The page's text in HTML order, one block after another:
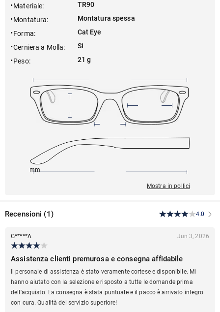
Materiale:
TR90
Montatura:
Montatura spessa
Forma:
Cat Eye
Cerniera a Molla:
Sì
Peso: 21 g
145mm
Mostra in pollici
Recensioni (1) 4.0
G*****A Jun 3, 2026
Assistenza clienti premurosa e consegna affidabile
Il personale di assistenza è stato veramente cortese e disponibile. Mi
hanno aiutato con la selezione e risposto a tutte le domande prima
dell'acquisto. La consegna è stata puntuale e il pacco è arrivato integro
con cura. Qualità del servizio superiore!